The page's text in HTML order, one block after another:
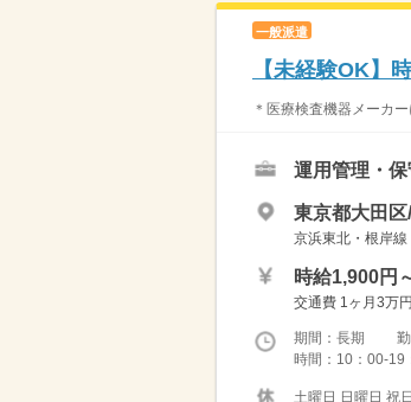
一般派遣
【未経験OK】
＊医療検査機器メーカ
運用管理・保
東京都大田区
京浜東北・根岸
時給1,900円
交通費 1ヶ月3万
期間：長期 勤
時間：10：00-19
土曜日 日曜日 祝日